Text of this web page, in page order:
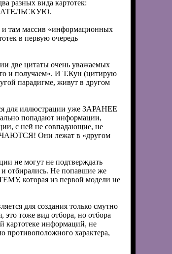
разных вида картотек:
там массив «информационных
в первую очередь
две цитаты очень уважаемых
и получаем». И Т.Кун (цитирую
парадигме, живут в другом
для иллюстрации уже ЗАРАНЕЕ
попадают информации,
с ней не совпадающие, не
Они лежат в «другом
не могут не подтверждать
отбирались. Не попавшие же
которая из первой модели не
для создания только смутно
это тоже вид отбора, но отбора
картотеке информаций, не
противоположного характера,